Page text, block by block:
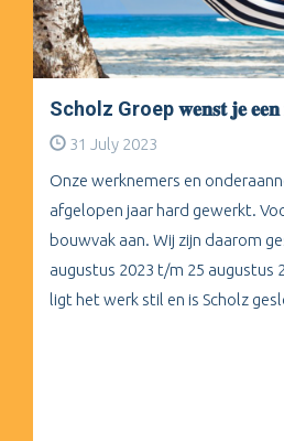
Scholz Groep 𝐰𝐞𝐧𝐬𝐭 𝐣𝐞 𝐞𝐞𝐧
31 July 2023
Onze werknemers en
afgelopen jaar hard gewerkt.
bouwvak aan. Wij zijn daarom
augustus 2023 t/m 25 augustus
ligt het werk stil en is Scholz